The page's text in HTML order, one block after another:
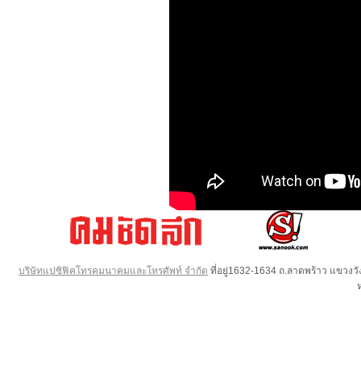
บริษัทแปซิฟิคโทรคมนาคมและโทรศัพท์ จำกัด ที่อยู่1632-1634 ถ.ลาดพร้าว แขวง